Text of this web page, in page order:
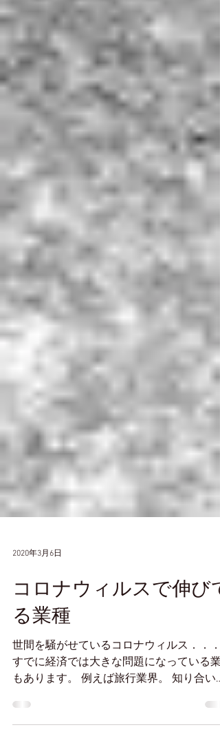
2020年3月6日
コロナウィルスで伸びて
る業種
世間を騒がせているコロナウィルス．．．
もあります。 例えば旅行業界。 知り合いの
方が新幹線に乗ったら1両で自分一人だった